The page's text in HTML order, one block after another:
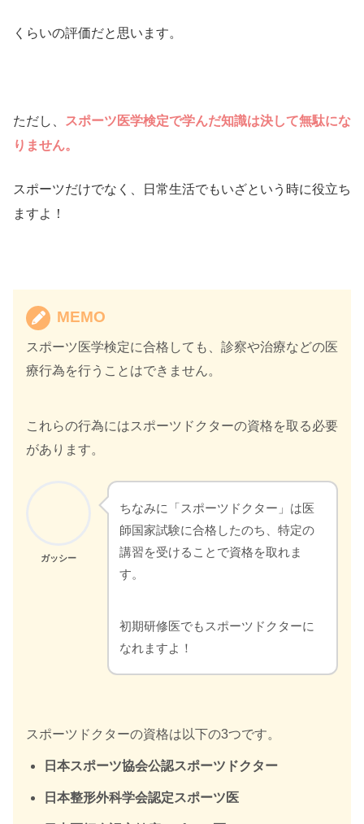
くらいの評価だと思います。
ただし、
スポーツ医学検定で学んだ知識は決して無駄にな
りません。
スポーツだけでなく、日常生活でもいざという時に役立ち
ますよ！
MEMO
スポーツ医学検定に合格しても、診察や治療などの医
療行為を行うことはできません。
これらの行為にはスポーツドクターの資格を取る必要
があります。
ガッシー
ちなみに「スポーツドクター」は医
師国家試験に合格したのち、特定の
講習を受けることで資格を取れま
す。
初期研修医でもスポーツドクターに
なれますよ！
スポーツドクターの資格は以下の3つです。
日本スポーツ協会公認スポーツドクター
日本整形外科学会認定スポーツ医